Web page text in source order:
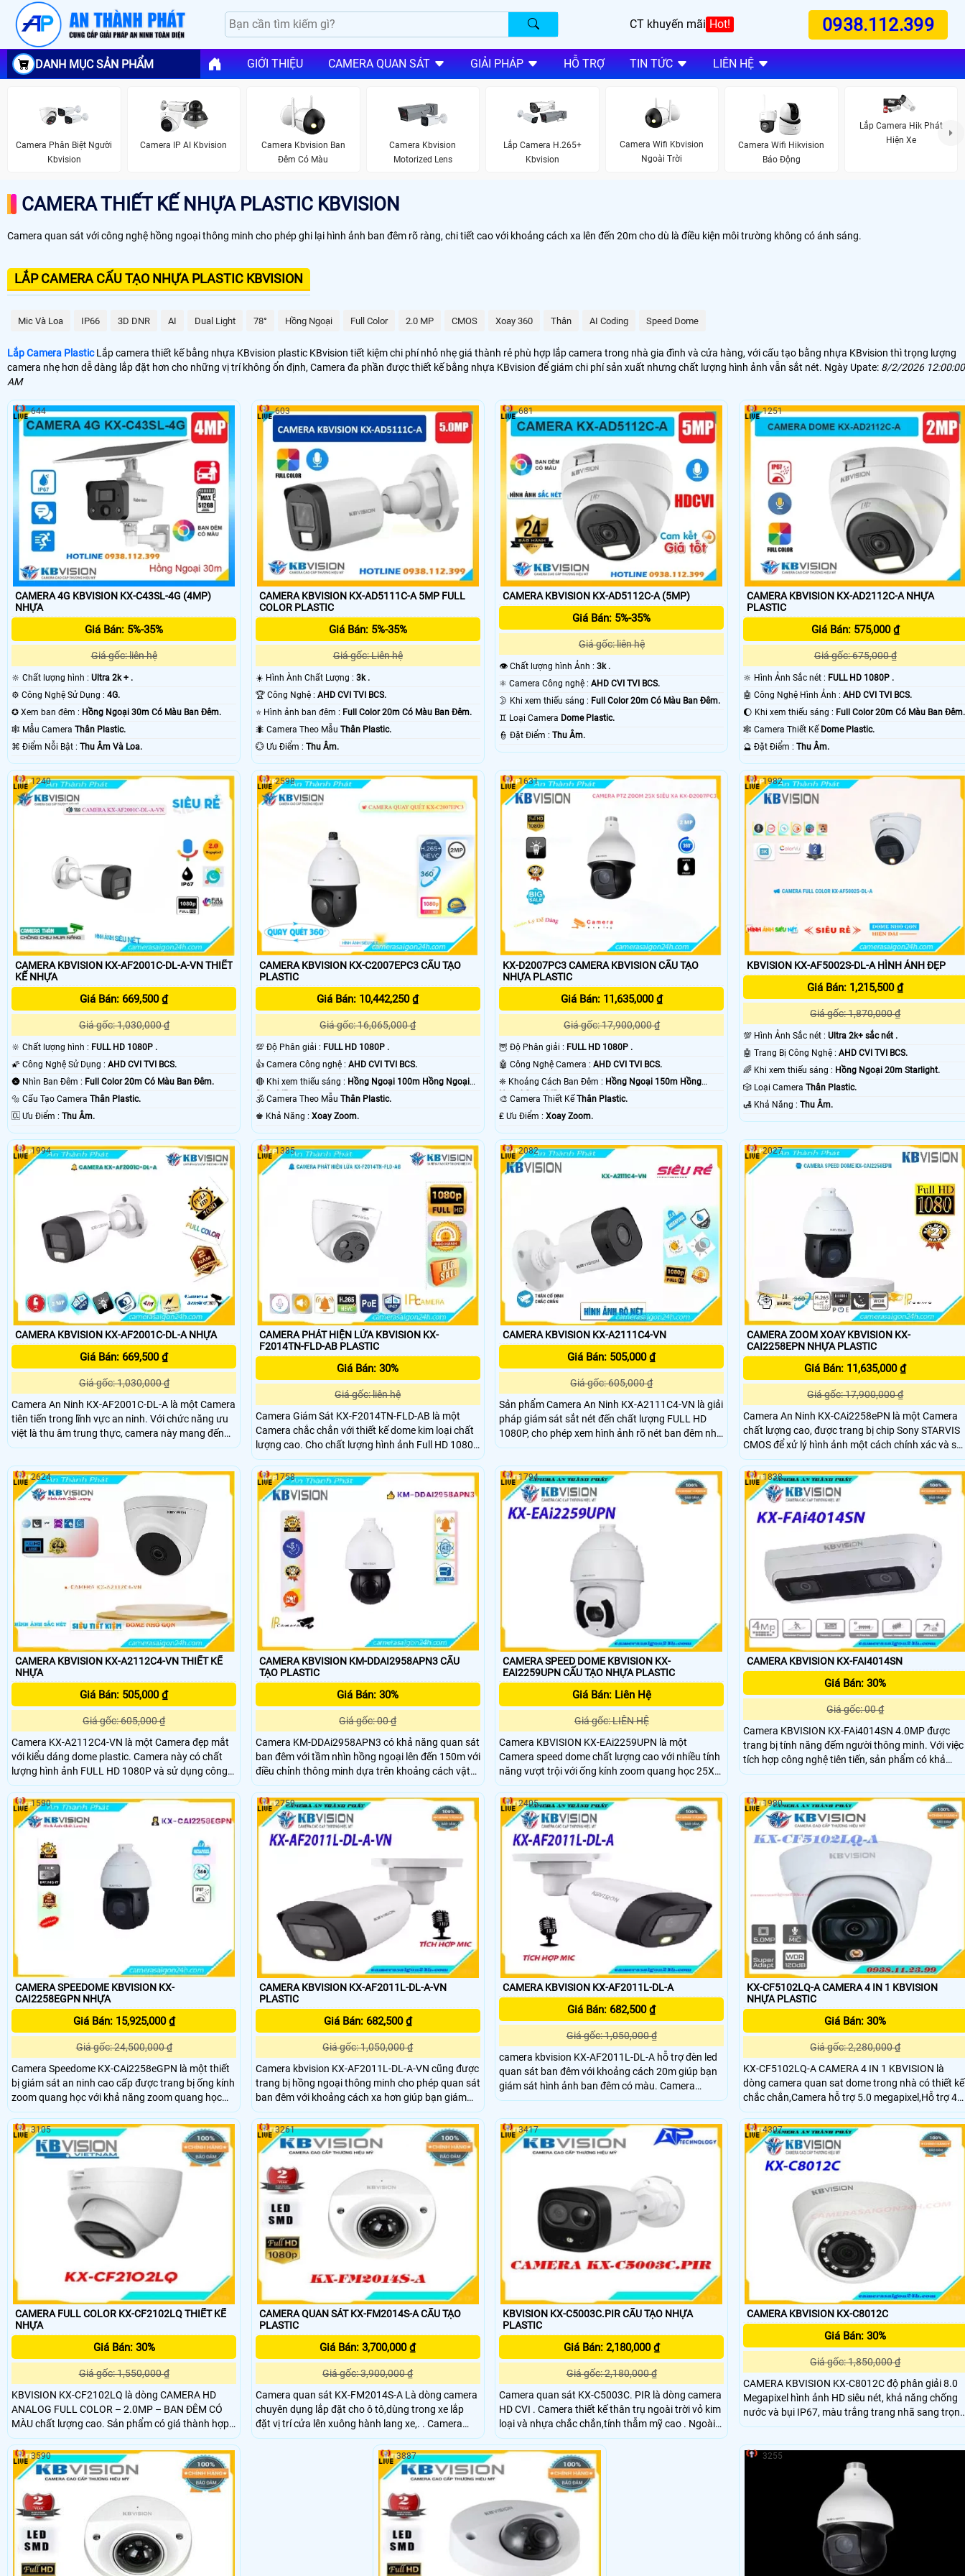
CT khuyến mãi Hot! 0938.112.399
DANH MỤC SẢN PHẨM GIỚI THIỆU CAMERA QUAN SÁT GIẢI PHÁP HỖ TRỢ TIN TỨC LIÊN HỆ
Camera Phân Biệt Người
Kbvision
Camera IP AI Kbvision
Camera Kbvision Ban
Đêm Có Màu
Camera Kbvision
Motorized Lens
Lắp Camera H.265+
Kbvision
Camera Wifi Kbvision
Ngoài Trời
Camera Wifi Hikvision
Báo Động
Lắp Camera Hik Phát
Hiện Xe
CAMERA THIẾT KẾ NHỰA PLASTIC KBVISION
Camera quan sát với công nghệ hồng ngoại thông minh cho phép ghi lại hình ảnh ban đêm rõ ràng, chi tiết cao với khoảng cách xa lên đến 20m cho dù là điều kiện môi trường không có ánh sáng.
LẮP CAMERA CẤU TẠO NHỰA PLASTIC KBVISION
Mic Và Loa IP66 3D DNR AI Dual Light 78° Hồng Ngoại Full Color 2.0 MP CMOS Xoay 360 Thân AI Coding Speed Dome
Lắp Camera PlasticLắp camera thiết kế bằng nhựa KBvision plastic KBvision tiết kiệm chi phí nhỏ nhẹ giá thành rẻ phù hợp lắp camera trong nhà gia đình và cửa hàng, với cấu tạo bằng nhựa KBvision thì trọng lượng
camera nhẹ hơn dễ dàng lắp đặt hơn cho những vị trí không ổn định, Camera đa phần được thiết kế bằng nhựa KBvision để giám chi phí sản xuất nhưng chất lượng hình ảnh vẫn sắt nét. Ngày Upate: 8/2/2026 12:00:00
AM
CAMERA 4G KBVISION KX-C43SL-4G (4MP)
NHỰA
Giá Bán: 5%-35%
Giá gốc: liên hệ
🔆 Chất lượng hình : Ultra 2k + .
⚙ Công Nghệ Sử Dụng : 4G.
✪ Xem ban đêm : Hồng Ngoại 30m Có Màu Ban Ðêm.
🕸️ Mẫu Camera Thân Plastic.
️⌘ Điểm Nỗi Bật : Thu Âm Và Loa.
644
CAMERA KBVISION KX-AD5111C-A 5MP FULL
COLOR PLASTIC
Giá Bán: 5%-35%
Giá gốc: Liên hệ
☀️ Hình Ành Chất Lượng : 3k .
🏆 Công Nghệ : AHD CVI TVI BCS.
⭐ Hình ảnh ban đêm : Full Color 20m Có Màu Ban Ðêm.
🐜 Camera Theo Mẫu Thân Plastic.
️💮 Ưu Điểm : Thu Âm.
603
CAMERA KBVISION KX-AD5112C-A (5MP)
Giá Bán: 5%-35%
Giá gốc: liên hệ
👁 Chất lượng hình Ảnh :3k .
⚛️ Camera Công nghệ :AHD CVI TVI BCS.
🌛 Khi xem thiếu sáng : Full Color 20m Có Màu Ban Ðêm.
♊ Loại Camera Dome Plastic.
️👮 Đặt Điểm :Thu Âm.
681
CAMERA KBVISION KX-AD2112C-A NHỰA
PLASTIC
Giá Bán: 575,000 ₫
Giá gốc: 675,000 ₫
🔆 Hình Ảnh Sắc nét : FULL HD 1080P .
🤖️ Công Nghệ Hình Ảnh : AHD CVI TVI BCS.
🌔 Khi xem thiếu sáng : Full Color 20m Có Màu Ban Ðêm.
🕸️ Camera Thiết Kế Dome Plastic.
️🔮 Đặt Điểm : Thu Âm.
1251
CAMERA KBVISION KX-AF2001C-DL-A-VN THIẾT
KẾ NHỰA
Giá Bán: 669,500 ₫
Giá gốc: 1,030,000 ₫
🔆 Chất lượng hình : FULL HD 1080P .
🌠 Công Nghệ Sử Dụng : AHD CVI TVI BCS.
🌚 Nhìn Ban Đêm : Full Color 20m Có Màu Ban Ðêm.
🔩 Cấu Tạo Camera Thân Plastic.
️🆑 Ưu Điểm : Thu Âm.
1240
CAMERA KBVISION KX-C2007EPC3 CẤU TẠO
PLASTIC
Giá Bán: 10,442,250 ₫
Giá gốc: 16,065,000 ₫
💯 Độ Phân giải : FULL HD 1080P .
👍 Camera Công nghệ : AHD CVI TVI BCS.
🔴 Khi xem thiếu sáng : Hồng Ngoại 100m Hồng Ngoại
Smart IR.
🕉️ Camera Theo Mẫu Thân Plastic.
️♚ Khả Năng : Xoay Zoom.
2598
KX-D2007PC3 CAMERA KBVISION CẤU TẠO
NHỰA PLASTIC
Giá Bán: 11,635,000 ₫
Giá gốc: 17,900,000 ₫
🦉 Độ Phân giải : FULL HD 1080P .
🤖️ Công Nghệ Camera :AHD CVI TVI BCS.
❈ Khoảng Cách Ban Đêm : Hồng Ngoại 150m Hồng
Ngoại Smart IR.
🎨 Camera Thiết KếThân Plastic.
️₤ Ưu Điểm :Xoay Zoom.
1631
KBVISION KX-AF5002S-DL-A HÌNH ẢNH ĐẸP
Giá Bán: 1,215,500 ₫
Giá gốc: 1,870,000 ₫
💯 Hình Ảnh Sắc nét : Ultra 2k+ sắc nét .
🤖️ Trang Bị Công Nghệ : AHD CVI TVI BCS.
🌈 Khi xem thiếu sáng : Hồng Ngoại 20m Starlight.
🎲 Loại Camera Thân Plastic.
️🛃 Khả Năng : Thu Âm.
1982
CAMERA KBVISION KX-AF2001C-DL-A NHỰA
Giá Bán: 669,500 ₫
Giá gốc: 1,030,000 ₫
Camera An Ninh KX-AF2001C-DL-A là một Camera
tiên tiến trong lĩnh vực an ninh. Với chức năng ưu
việt là thu âm trung thực, camera này mang đến
những bức hình rõ nét giúp nhận biết mục tiêu dễ
màu ban đêm, cho phép ghi hình trong điều kiện
thiếu sáng với hình ảnh vẫn rõ nét
1994
CAMERA PHÁT HIỆN LỬA KBVISION KX-
F2014TN-FLD-AB PLASTIC
Giá Bán: 30%
Giá gốc: liên hệ
Camera Giám Sát KX-F2014TN-FLD-AB là một
Camera chắc chắn với thiết kế dome kim loại chất
lượng cao. Cho chất lượng hình ảnh Full HD 1080P,
camera này được trang bị công nghệ IP POE giúp
dễ dàng kết nối với hệ thống mạng. Sản phẩm này
đáng được lựa chọn cho việc giám sát an ninh hiệu
quả
1385
CAMERA KBVISION KX-A2111C4-VN
Giá Bán: 505,000 ₫
Giá gốc: 605,000 ₫
Sản phẩm Camera An Ninh KX-A2111C4-VN là giải
pháp giám sát sắt nét đến chất lượng FULL HD
1080P, cho phép xem hình ảnh rõ nét ban đêm nhờ
công nghệ hồng ngoại 20m. Điều đặc biệt, camera
BCS, giúp tương thích với nhiều thiết bị và hệ thống
khác nhau
2082
CAMERA ZOOM XOAY KBVISION KX-
CAI2258EPN NHỰA PLASTIC
Giá Bán: 11,635,000 ₫
Giá gốc: 17,900,000 ₫
Camera An Ninh KX-CAi2258ePN là một Camera
chất lượng cao, được trang bị chip Sony STARVIS
CMOS để xử lý hình ảnh một cách chính xác và
nét. Đặc biệt, camera này có khả năng quan sát
ban đêm thông qua công nghệ Hồng Ngoại có
nhìn xa hơn 100m. Hình ảnh được ghi lại với độ
phân giải FULL HD 1080P, mang lại chất lượng
tuyệt vời
2027
CAMERA KBVISION KX-A2112C4-VN THIẾT KẾ
NHỰA
Giá Bán: 505,000 ₫
Giá gốc: 605,000 ₫
Camera KX-A2112C4-VN là một Camera đẹp mắt
với kiểu dáng dome plastic. Camera này có chất
lượng hình ảnh FULL HD 1080P và sử dụng công
nghệ chính hãng AHD CVI TVI BCS. Ngoài ra,
camera còn có khả năng xem ban đêm thông qua
công nghệ hồng ngoại, với khoảng cách lên đến
20m
2624
CAMERA KBVISION KM-DDAI2958APN3 CẤU
TẠO PLASTIC
Giá Bán: 30%
Giá gốc: 00 ₫
Camera KM-DDAi2958APN3 có khả năng quan sát
ban đêm với tầm nhìn hồng ngoại lên đến 150m với
điều chỉnh thông minh dựa trên khoảng cách vật
thể và khả năng thu phóng ống kính cho phép
người dùng quan sát chi tiết ngay cả trong điều
kiện ánh sáng yếu. Camera KM-DDAi2958APN3
cũng được trang bị đầu tiếp nối báo động ra vào
và đầu tiếp nối âm thanh ra vào cho phép tích hợp
với hệ thống báo động và âm thanh
1758
CAMERA SPEED DOME KBVISION KX-
EAI2259UPN CẤU TẠO NHỰA PLASTIC
Giá Bán: Liên Hệ
Giá gốc: LIÊN HỆ
Camera KBVISION KX-EAi2259UPN là một
Camera speed dome chất lượng cao với nhiều tính
năng vượt trội với ống kính zoom quang học 25X
(4. 8mm~120mm), zoom số 16x, Camera cho
phép người dùng thu phóng hình ảnh với độ chính
xác cao, tầm xa hồng ngoại lên đến 250m giúp
Camera hoạt động hiệu quả trong môi trường ánh
sáng yếu và đêm tối.
1794
CAMERA KBVISION KX-FAI4014SN
Giá Bán: 30%
Giá gốc: 00 ₫
Camera KBVISION KX-FAi4014SN 4.0MP được
trang bị tính năng đếm người thông minh. Với việc
tích hợp công nghệ tiên tiến, sản phẩm có khả
năng đếm người qua vạch, đếm người trong khu
trợ quỹ đạo thông minh. Camera IP đếm người KX-
FAi4014SN 4
1838
CAMERA SPEEDOME KBVISION KX-
CAI2258EGPN NHỰA
Giá Bán: 15,925,000 ₫
Giá gốc: 24,500,000 ₫
Camera Speedome KX-CAi2258eGPN là một thiết
bị giám sát an ninh cao cấp được trang bị ống kính
zoom quang học với khả năng zoom quang học
25X và phạm vi tiêu cự từ 4. 8mm đến 120mm
camera này cung cấp khả năng điều chỉnh góc
nhìn linh hoạt và chi tiết cho phép người dùng
quan sát từ xa một cách hiệu quả
1580
CAMERA KBVISION KX-AF2011L-DL-A-VN
PLASTIC
Giá Bán: 682,500 ₫
Giá gốc: 1,050,000 ₫
Camera kbvision KX-AF2011L-DL-A-VN cũng được
trang bị hồng ngoại thông minh cho phép quan sát
ban đêm với khoảng cách xa hơn giúp bạn giám
sát khu vực của mình một cách toàn diện.
Kbvision KX-AF2011L-DL-A-VN được thiết kế với
nhiều tính năng, phù hợp với nhiều nhu cầu giám
sát khác nhau, từ giám sát gia đình, văn phòng
đến giám sát nhà xưởng, cửa hàng
2759
CAMERA KBVISION KX-AF2011L-DL-A
Giá Bán: 682,500 ₫
Giá gốc: 1,050,000 ₫
camera kbvision KX-AF2011L-DL-A hỗ trợ đèn led
quan sát ban đêm với khoảng cách 20m giúp bạn
giám sát hình ảnh ban đêm có màu. Camera
kbvision KX-AF2011L-DL-A có khả năng chống
nhiều môi trường khác nhau.
2405
KX-CF5102LQ-A CAMERA 4 IN 1 KBVISION
NHỰA PLASTIC
Giá Bán: 30%
Giá gốc: 2,280,000 ₫
KX-CF5102LQ-A CAMERA 4 IN 1 KBVISION là
dòng camera quan sat dome trong nhà có thiết kế
chắc chắn,Camera hỗ trợ 5.0 megapixel,Hỗ trợ 4
chế độ CVI/TVI/AHD/Analog
,CVI/TVI/AHD/Analog. Ống kính cố định 3. 6mm
(option 2
1980
CAMERA FULL COLOR KX-CF2102LQ THIẾT KẾ
NHỰA
Giá Bán: 30%
Giá gốc: 1,550,000 ₫
KBVISION KX-CF2102LQ là dòng CAMERA HD
ANALOG FULL COLOR – 2.0MP – BAN ĐÊM CÓ
MÀU chất lượng cao. Sản phẩm có giá thành hợp
lý cho các công trình gia đình, văn phòng, cửa
hàng, trường học….
3105
CAMERA QUAN SÁT KX-FM2014S-A CẤU TẠO
PLASTIC
Giá Bán: 3,700,000 ₫
Giá gốc: 3,900,000 ₫
Camera quan sát KX-FM2014S-A Là dòng camera
chuyên dụng lắp đặt cho ô tô,dùng trong xe lắp
đặt vị trí cửa lên xuông hành lang xe,. . Camera
quan sát sữ dụng cảm biến hình ảnh 2. Megapixel
3261
KBVISION KX-C5003C.PIR CẤU TẠO NHỰA
PLASTIC
Giá Bán: 2,180,000 ₫
Giá gốc: 2,180,000 ₫
Camera quan sát KX-C5003C. PIR là dòng camera
HD CVI . Camera thiết kế thân trụ ngoài trời vỏ kim
loại và nhựa chắc chắn,tính thẫm mỹ cao . Ngoài
ra camera tích hợp cảm biến hình ảnh 5
3417
CAMERA KBVISION KX-C8012C
Giá Bán: 30%
Giá gốc: 1,850,000 ₫
CAMERA KBVISION KX-C8012C độ phân giải 8.0
Megapixel hình ảnh HD siêu nét, khả năng chống
nước và bụi IP67, màu trắng trang nhã sang
sử dụng cho mọi nhà, camera cho văn phòng
cho quán café…CAMERA KBVISION KX-C8012C
còn được trang bị ống kính góc rộng 2. 7mm/3
4307
3590 3887 3255